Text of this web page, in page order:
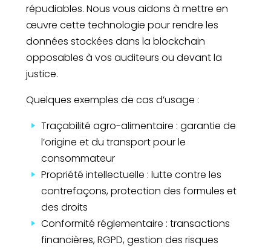
répudiables. Nous vous aidons à mettre en
œuvre cette technologie pour rendre les
données stockées dans la blockchain
opposables à vos auditeurs ou devant la
justice.
Quelques exemples de cas d’usage :
Traçabilité agro-alimentaire : garantie de
l’origine et du transport pour le
consommateur
Propriété intellectuelle : lutte contre les
contrefaçons, protection des formules et
des droits
Conformité réglementaire : transactions
financières, RGPD, gestion des risques